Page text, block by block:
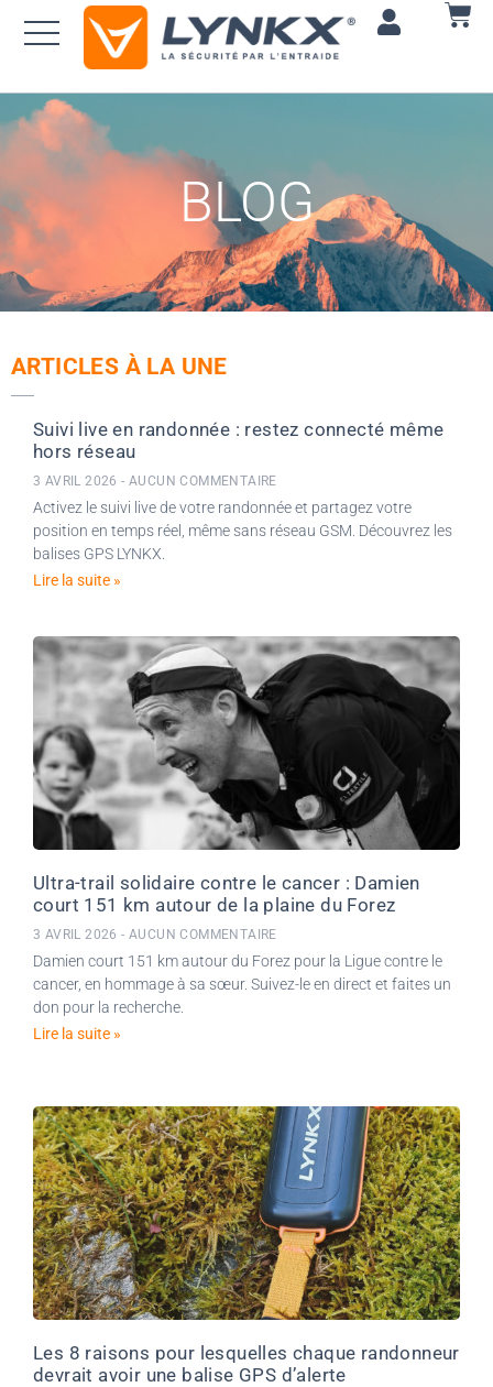
BLOG
ARTICLES À LA UNE
Suivi live en randonnée : restez connecté même
hors réseau
3 AVRIL 2026 AUCUN COMMENTAIRE
Activez le suivi live de votre randonnée et partagez votre
position en temps réel, même sans réseau GSM. Découvrez les
balises GPS LYNKX.
Lire la suite »
Ultra-trail solidaire contre le cancer : Damien
court 151 km autour de la plaine du Forez
3 AVRIL 2026 AUCUN COMMENTAIRE
Damien court 151 km autour du Forez pour la Ligue contre le
cancer, en hommage à sa sœur. Suivez-le en direct et faites un
don pour la recherche.
Lire la suite »
Les 8 raisons pour lesquelles chaque randonneur
devrait avoir une balise GPS d’alerte